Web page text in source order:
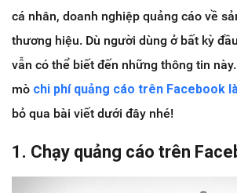
cá nhân, doanh nghiệp quảng cáo về
thương hiệu. Dù người dùng ở bất kỳ
vẫn có thể biết đến những thông tin
mò chi phí quảng cáo trên Facebook
bỏ qua bài viết dưới đây nhé!
1. Chạy quảng cáo trên